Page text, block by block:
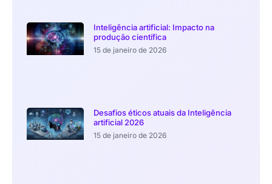
Inteligência artificial: Impacto na
produção científica
15 de janeiro de 2026
Desafios éticos atuais da Inteligência
artificial 2026
15 de janeiro de 2026